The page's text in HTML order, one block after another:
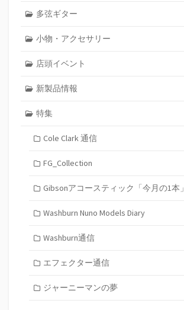
多弦ギター
小物・アクセサリー
店頭イベント
新製品情報
特集
Cole Clark 通信
FG_Collection
Gibsonアコースティック「今月の1本」
Washburn Nuno Models Diary
Washburn通信
エフェクター通信
ジャーニーマンの夢